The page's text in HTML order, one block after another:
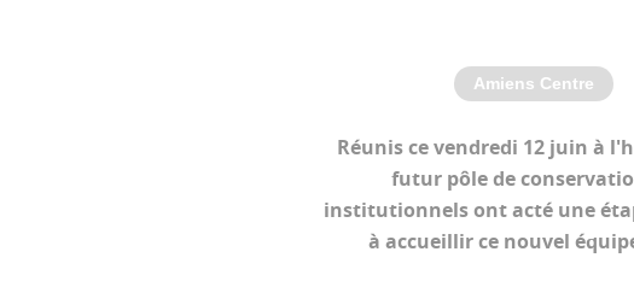
Amiens Centre
Réunis ce vendredi 12 juin à
futur pôle de
institutionnels ont acté une
à accueillir ce nouvel